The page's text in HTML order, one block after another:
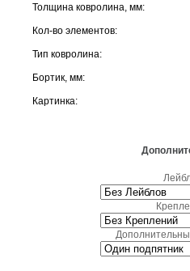
Толщина ковролина, мм:
Кол-во элементов:
Тип ковролина:
Бортик, мм:
Картинка: